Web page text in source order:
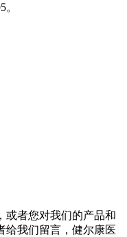
或者您对我们的产品和
给我们留言，健尔康医